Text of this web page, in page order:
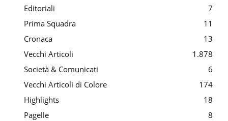
Editoriali
7
Prima Squadra
11
Cronaca
13
Vecchi Articoli
1.878
Società & Comunicati
6
Vecchi Articoli di Colore
174
Highlights
18
Pagelle
8